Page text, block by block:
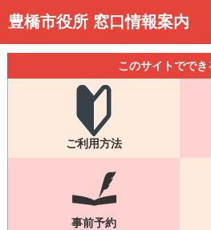
豊橋市役所 窓口情報案内
トップページ
ご利用方法
予約状況確認
窓口混雑状況
待ち状況確認
交付状況確認
このサイトででき
ご利用方法
事前予約